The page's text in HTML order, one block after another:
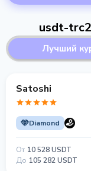
usdt-
Лучший
Satoshi
Diamond
От 10 528 USDT
До 105 282 USDT